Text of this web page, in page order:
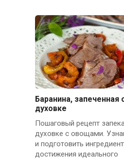
Баранина,
духовке
Пошаговый рецепт
духовке с овощами.
и подготовить
достижения идеального